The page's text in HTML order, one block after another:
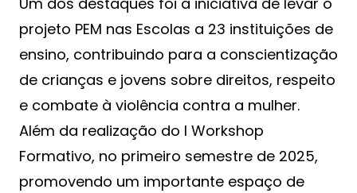
projeto PEM nas Escolas a 23 instituições de
ensino, contribuindo para a conscientização
de crianças e jovens sobre direitos, respeito
e combate à violência contra a mulher.
Além da realização do I Workshop
Formativo, no primeiro semestre de 2025,
promovendo um importante espaço de